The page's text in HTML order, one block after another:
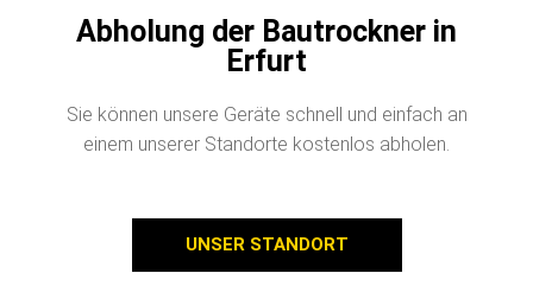
Abholung der Bautrockner in
Erfurt
Sie können unsere Geräte schnell und einfach an
einem unserer Standorte kostenlos abholen.
UNSER STANDORT